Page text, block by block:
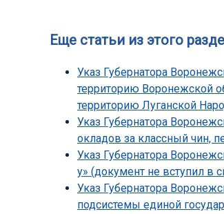
Еще статьи из этого
Указ Губернатора
территорию Воронежской
территорию Луганской
Указ Губернатора
окладов за классный чин,
Указ Губернатора
у» (документ не вступил в
Указ Губернатора
подсистемы единой